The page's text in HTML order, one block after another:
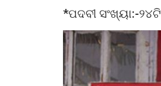
*ପଦବୀ ସଂଖ୍ୟା:-୨୪ଟି